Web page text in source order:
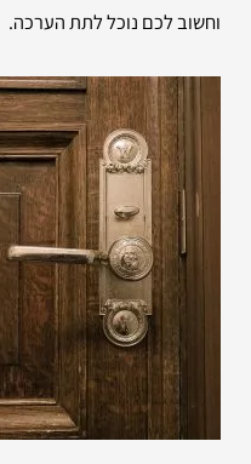
וחשוב לכם נוכל לתת הערכה.